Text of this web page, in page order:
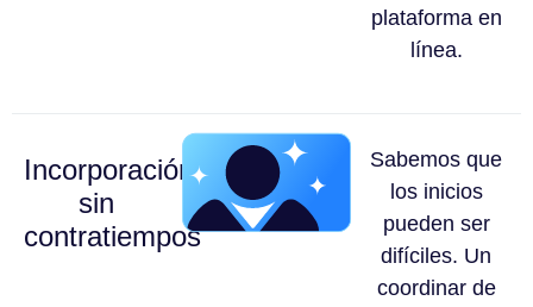
plataforma en
línea.
Incorporación
sin
contratiempos
Sabemos que
los inicios
pueden ser
difíciles. Un
coordinar de